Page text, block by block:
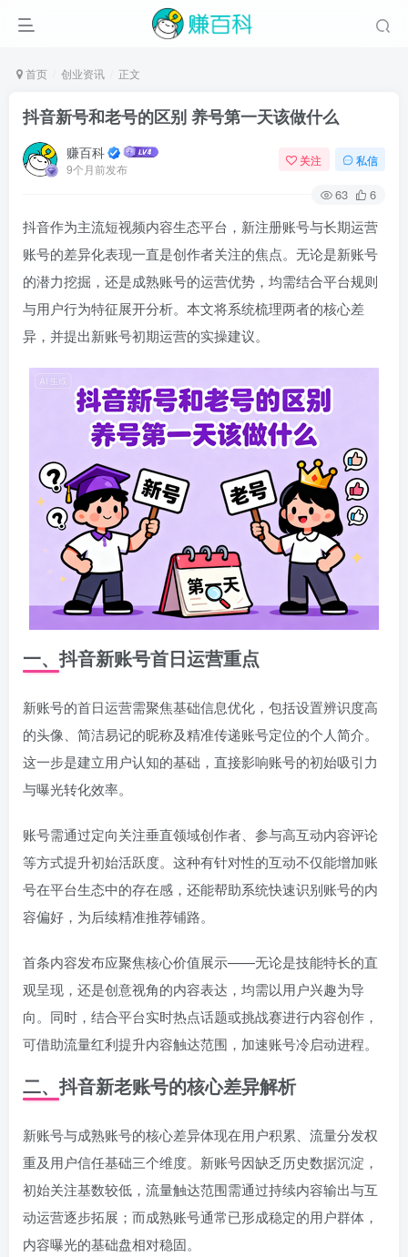
首页 创业资讯 正文
抖音新号和老号的区别 养号第一天该做什么
赚百科
9个月前发布
关注 私信
63 6
抖音作为主流短视频内容生态平台，新注册账号与长期运营
账号的差异化表现一直是创作者关注的焦点。无论是新账号
的潜力挖掘，还是成熟账号的运营优势，均需结合平台规则
与用户行为特征展开分析。本文将系统梳理两者的核心差
异，并提出新账号初期运营的实操建议。
一、抖音新账号首日运营重点
新账号的首日运营需聚焦基础信息优化，包括设置辨识度高
的头像、简洁易记的昵称及精准传递账号定位的个人简介。
这一步是建立用户认知的基础，直接影响账号的初始吸引力
与曝光转化效率。
账号需通过定向关注垂直领域创作者、参与高互动内容评论
等方式提升初始活跃度。这种有针对性的互动不仅能增加账
号在平台生态中的存在感，还能帮助系统快速识别账号的内
容偏好，为后续精准推荐铺路。
首条内容发布应聚焦核心价值展示——无论是技能特长的直
观呈现，还是创意视角的内容表达，均需以用户兴趣为导
向。同时，结合平台实时热点话题或挑战赛进行内容创作，
可借助流量红利提升内容触达范围，加速账号冷启动进程。
二、抖音新老账号的核心差异解析
新账号与成熟账号的核心差异体现在用户积累、流量分发权
重及用户信任基础三个维度。新账号因缺乏历史数据沉淀，
初始关注基数较低，流量触达范围需通过持续内容输出与互
动运营逐步拓展；而成熟账号通常已形成稳定的用户群体，
内容曝光的基础盘相对稳固。